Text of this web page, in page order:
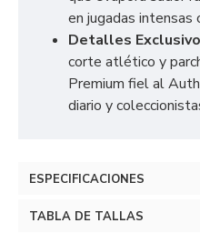
en jugadas intensas
Detalles
corte atlético y
Premium fiel al
diario y
ESPECIFICACIONES
TABLA DE TALLAS